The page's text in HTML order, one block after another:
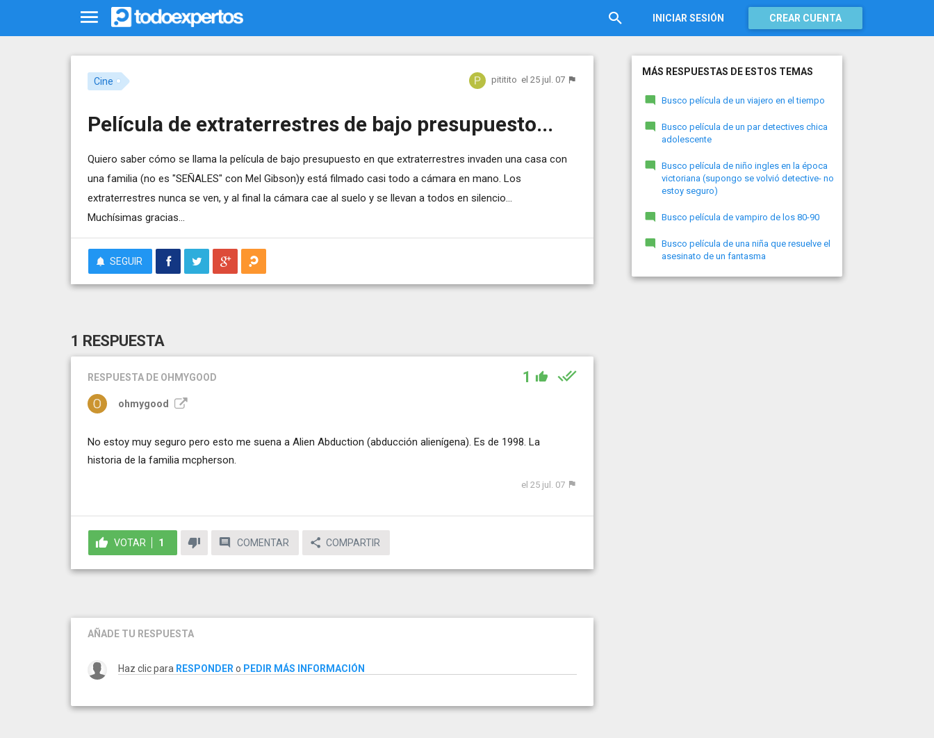
INICIAR SESIÓN CREAR CUENTA
Cine pititito el 25 jul. 07
Película de extraterrestres de bajo presupuesto...
Quiero saber cómo se llama la película de bajo presupuesto en que extraterrestres invaden una casa con
una familia (no es "SEÑALES" con Mel Gibson)y está filmado casi todo a cámara en mano. Los
extraterrestres nunca se ven, y al final la cámara cae al suelo y se llevan a todos en silencio...
Muchísimas gracias...
SEGUIR
1 RESPUESTA
RESPUESTA DE OHMYGOOD 1
ohmygood
No estoy muy seguro pero esto me suena a Alien Abduction (abducción alienígena). Es de 1998. La
historia de la familia mcpherson.
el 25 jul. 07
VOTAR 1 COMENTAR COMPARTIR
AÑADE TU RESPUESTA
Haz clic para RESPONDER o PEDIR MÁS INFORMACIÓN
MÁS RESPUESTAS DE ESTOS TEMAS
Busco película de un viajero en el tiempo
Busco película de un par detectives chica
adolescente
Busco película de niño ingles en la época
victoriana (supongo se volvió detective- no
estoy seguro)
Busco película de vampiro de los 80-90
Busco película de una niña que resuelve el
asesinato de un fantasma